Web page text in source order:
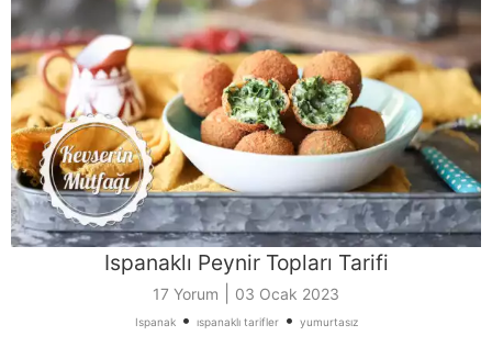
Ispanaklı Peynir Topları Tarifi
17 Yorum 03 Ocak 2023
Ispanak• ıspanaklı tarifler• yumurtasız